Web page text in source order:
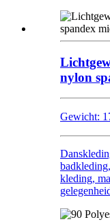
nylon
Gewicht:
kleding,